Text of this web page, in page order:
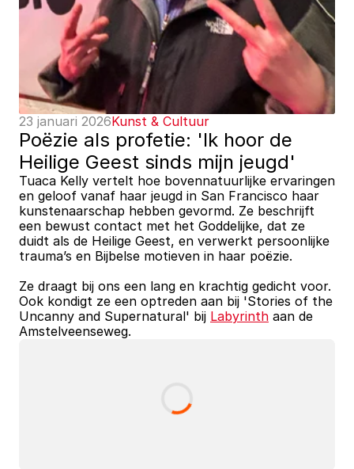
23 januari 2026Kunst & Cultuur
Poëzie als profetie: 'Ik hoor de
Heilige Geest sinds mijn jeugd'
Tuaca Kelly vertelt hoe bovennatuurlijke ervaringen
en geloof vanaf haar jeugd in San Francisco haar
kunstenaarschap hebben gevormd. Ze beschrijft
een bewust contact met het Goddelijke, dat ze
duidt als de Heilige Geest, en verwerkt persoonlijke
trauma’s en Bijbelse motieven in haar poëzie.
Ze draagt bij ons een lang en krachtig gedicht voor.
Ook kondigt ze een optreden aan bij 'Stories of the
Uncanny and Supernatural' bij Labyrinth aan de
Amstelveenseweg.